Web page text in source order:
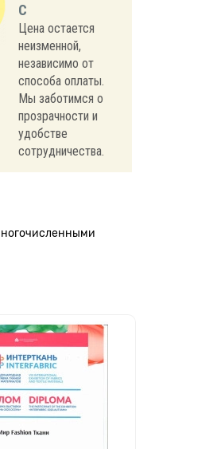
С
Цена остается
неизменной,
независимо от
способа оплаты.
Мы заботимся о
прозрачности и
удобстве
сотрудничества.